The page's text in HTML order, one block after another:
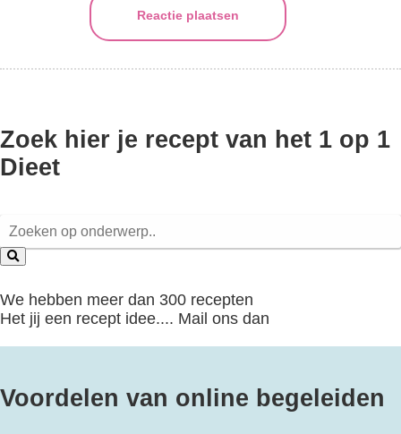
Reactie plaatsen
Zoek hier je recept van het 1 op 1
Dieet
We hebben meer dan 300 recepten
Het jij een recept idee.... Mail ons dan
Voordelen van online begeleiden